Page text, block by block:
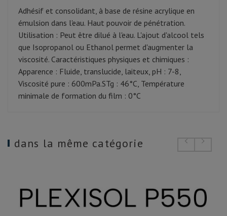
Adhésif et consolidant, à base de résine acrylique en
émulsion dans l'eau. Haut pouvoir de pénétration.
Utilisation : Peut être dilué à l'eau. L'ajout d'alcool tels
que Isopropanol ou Ethanol permet d'augmenter la
viscosité. Caractéristiques physiques et chimiques :
Apparence : Fluide, translucide, laiteux, pH : 7-8,
Viscosité pure : 600mPa.STg : 46°C, Température
minimale de formation du film : 0°C
dans la même catégorie